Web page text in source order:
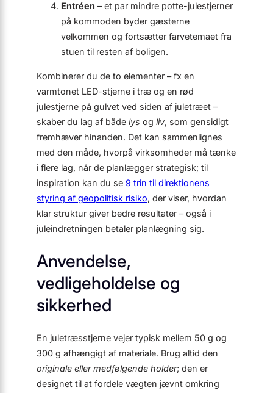
Entréen – et par mindre potte-julestjerner
på kommoden byder gæsterne
velkommen og fortsætter farvetemaet fra
stuen til resten af boligen.
Kombinerer du de to elementer – fx en
varmtonet LED-stjerne i træ og en rød
julestjerne på gulvet ved siden af juletræet –
skaber du lag af både lys og liv, som gensidigt
fremhæver hinanden. Det kan sammenlignes
med den måde, hvorpå virksomheder må tænke
i flere lag, når de planlægger strategisk; til
inspiration kan du se 9 trin til direktionens
styring af geopolitisk risiko, der viser, hvordan
klar struktur giver bedre resultater – også i
juleindretningen betaler planlægning sig.
Anvendelse,
vedligeholdelse og
sikkerhed
En juletræsstjerne vejer typisk mellem 50 g og
300 g afhængigt af materiale. Brug altid den
originale eller medfølgende holder; den er
designet til at fordele vægten jævnt omkring